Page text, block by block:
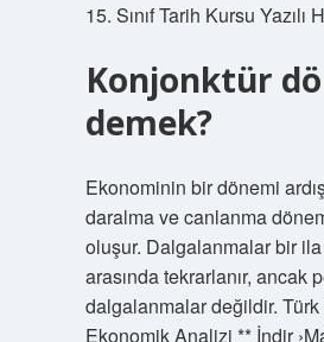
15. Sınıf Tarih Kursu Yazılı
Konjonktür
demek?
Ekonominin bir dönemi
daralma ve canlanma
oluşur. Dalgalanmalar bir ila
arasında tekrarlanır, ancak
dalgalanmalar değildir.
Ekonomik Analizi ** İndir